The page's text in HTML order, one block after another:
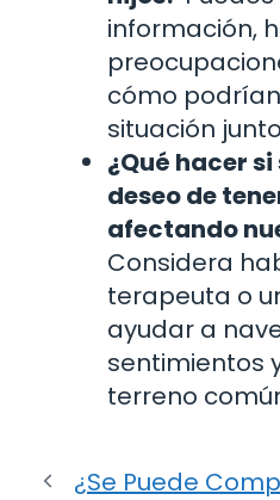
información,
cómo
situación
¿Qué hacer
deseo de
afectando
Considera
terapeuta o
ayudar a
sentimientos
terreno
¿Se Puede